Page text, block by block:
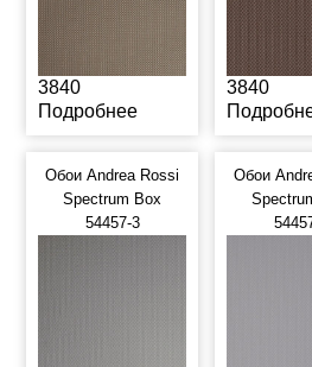
3840
Подробнее
3840
Обои Andrea Rossi
Spectrum Box
54457-3
Обои